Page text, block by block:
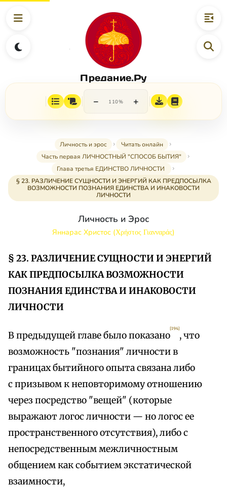
Предание.Ру
− 110% +
Личность и эрос
Читать онлайн
Часть первая ЛИЧНОСТНЫЙ "СПОСОБ БЫТИЯ"
Глава третья ЕДИНСТВО ЛИЧНОСТИ
§ 23. РАЗЛИЧЕНИЕ СУЩНОСТИ И ЭНЕРГИЙ КАК ПРЕДПОСЫЛКА
ВОЗМОЖНОСТИ ПОЗНАНИЯ ЕДИНСТВА И ИНАКОВОСТИ
ЛИЧНОСТИ
Личность и Эрос
Яннарас Христос (Χρήστος Γιανναράς)
§ 23. РАЗЛИЧЕНИЕ СУЩНОСТИ И ЭНЕРГИЙ
КАК ПРЕДПОСЫЛКА ВОЗМОЖНОСТИ
ПОЗНАНИЯ ЕДИНСТВА И ИНАКОВОСТИ
ЛИЧНОСТИ
В предыдущей главе было показано
[194]
, что
возможность "познания" личности в
границах бытийного опыта связана либо
с призывом к неповторимому отношению
через посредство "вещей" (которые
выражают логос личности — но логос ее
пространственного отсутствия), либо с
непосредственным межличностным
общением как событием экстатической
взаимности,